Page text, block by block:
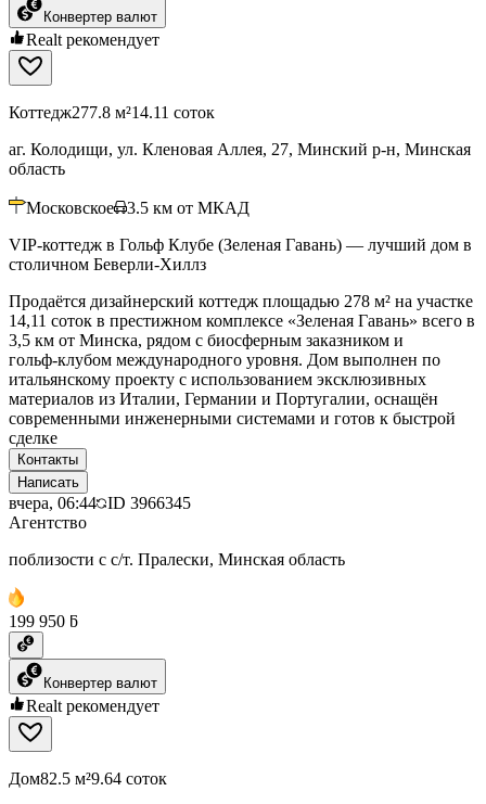
Конвертер валют
Realt рекомендует
Коттедж277.8 м²14.11 соток
аг. Колодищи, ул. Кленовая Аллея, 27, Минский р-н, Минская
область
Московское 3.5 км от МКАД
VIP-коттедж в Гольф Клубе (Зеленая Гавань) — лучший дом в
столичном Беверли-Хиллз
Продаётся дизайнерский коттедж площадью 278 м² на участке
14,11 соток в престижном комплексе «Зеленая Гавань» всего в
3,5 км от Минска, рядом с биосферным заказником и
гольф‑клубом международного уровня. Дом выполнен по
итальянскому проекту с использованием эксклюзивных
материалов из Италии, Германии и Португалии, оснащён
современными инженерными системами и готов к быстрой
сделке
Контакты
Написать
вчера, 06:44 ID 3966345
Агентство
поблизости с с/т. Пралески, Минская область
199 950 ƃ
Конвертер валют
Realt рекомендует
Дом82.5 м²9.64 соток